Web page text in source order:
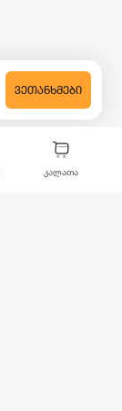
კალათა
ᲕᲔᲗᲐᲜᲮᲛᲔᲑᲘ